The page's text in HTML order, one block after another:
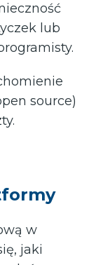
lub
source)
w
jaki